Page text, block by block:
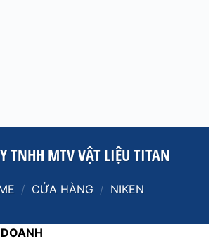
TNHH MTV VẬT LIỆU TITAN
/ CỬA HÀNG / NIKEN